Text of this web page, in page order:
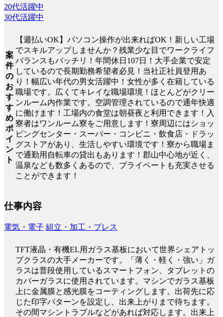
20代活躍中
30代活躍中
案
件
の
お
す
す
め
ポ
イ
ン
ト
【週払いOK】パソコン操作が出来ればOK！新しい工場
でスキルアップしませんか？残業少な目でワークライフ
バランスもバッチリ！年間休日107日！大手企業で安定
しているので長期勤務希望者必見！当社正社員登用あ
り！幅広い年代の男女活躍中！女性が多く在籍している
職場です。広くてキレイな職場環境！ほとんどがクリー
ンルーム内作業です。空調管理されているので通年快適
に働けます！工場内の食堂は朝昼夜と利用できます！入
寮者はワンルーム寮をご用意します！寮周辺にはショッ
ピングセンター・スーパー・コンビニ・飲食店・ドラッ
グストアがあり、生活しやすい環境です！寮から職場ま
で通勤用自転車の貸出もあります！郡山中心地が近く、
温泉なども数多くあるので、プライベートも充実させる
ことができます！
仕事内容
電気・電子 組立・加工・プレス
TFT液晶・有機EL用ガラス基板において世界シェアトッ
プクラスの大手メーカーです。「薄く・軽く・強い」ガ
ラスは普段使用しているスマートフォン、タブレットの
カバーガラスに使用されています。マシンでガラス基板
上に金属膜と感光膜をコーティングします。出荷先に応
じた印字パターンを設定し、出来上がりまで待ちます。
その間マシントラブルなどがあれば対応します。出来上